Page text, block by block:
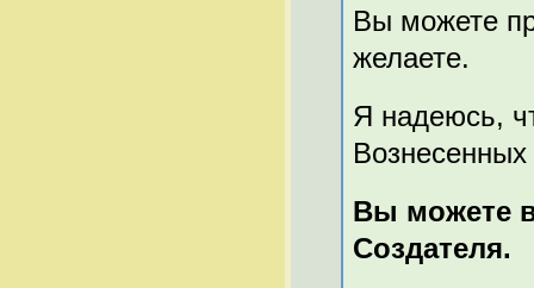
Вы можете
желаете.
Я надеюсь,
Вы можете
Создателя.